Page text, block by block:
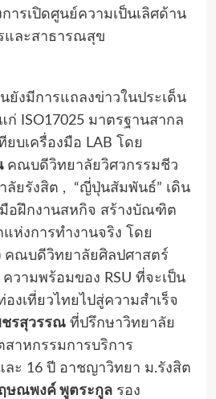
ารเปิดศูนย์ความเป็นเลิศด้าน
และสาธารณสุข
ยังมีการแถลงข่าวในประเด็น
ก่ ISO17025 มาตรฐานสากล
บเครื่องมือ LAB โดย
คณบดีวิทยาลัยวิศวกรรมชีว
ลัยรังสิต , “ญี่ปุ่นสัมพันธ์” เดิน
อฝึกงานสหกิจ สร้างบัณฑิต
ห่งการทำงานจริง โดย
คณบดีวิทยาลัยศิลปศาสตร์
วามพร้อมของ RSU ที่จะเป็น
งเที่ยวไทยไปสู่ความสำเร็จ
ชรสุวรรณที่ปรึกษาวิทยาลัย
สาหกรรมการบริการ
ะ 16 ปี อาชญาวิทยา ม.รังสิต
ษณพงค์ พูตระกูลรอง